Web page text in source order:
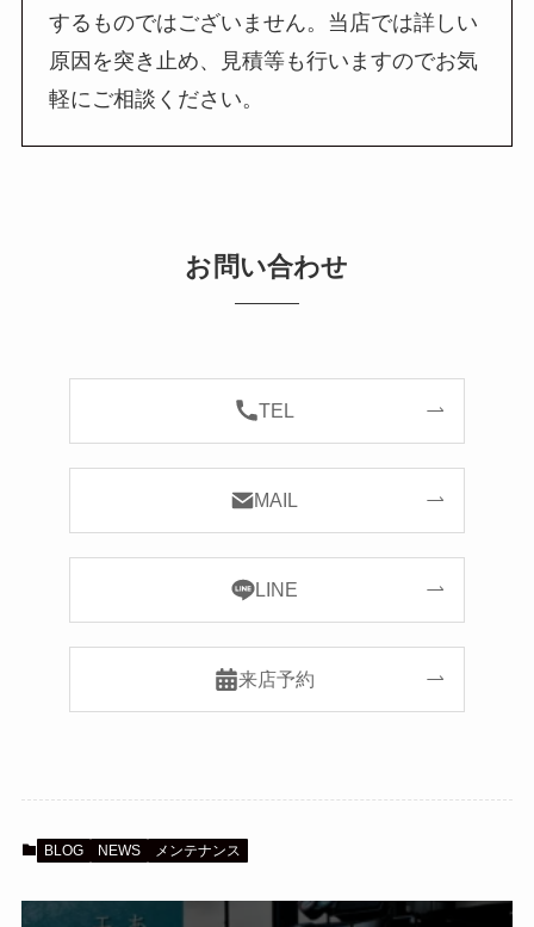
するものではございません。当店では詳しい
原因を突き止め、見積等も行いますのでお気
軽にご相談ください。
お問い合わせ
TEL
MAIL
LINE
来店予約
BLOG NEWS メンテナンス